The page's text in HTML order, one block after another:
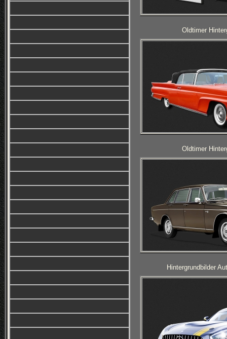
Oldtimer
Oldtimer
Hintergrundbilder